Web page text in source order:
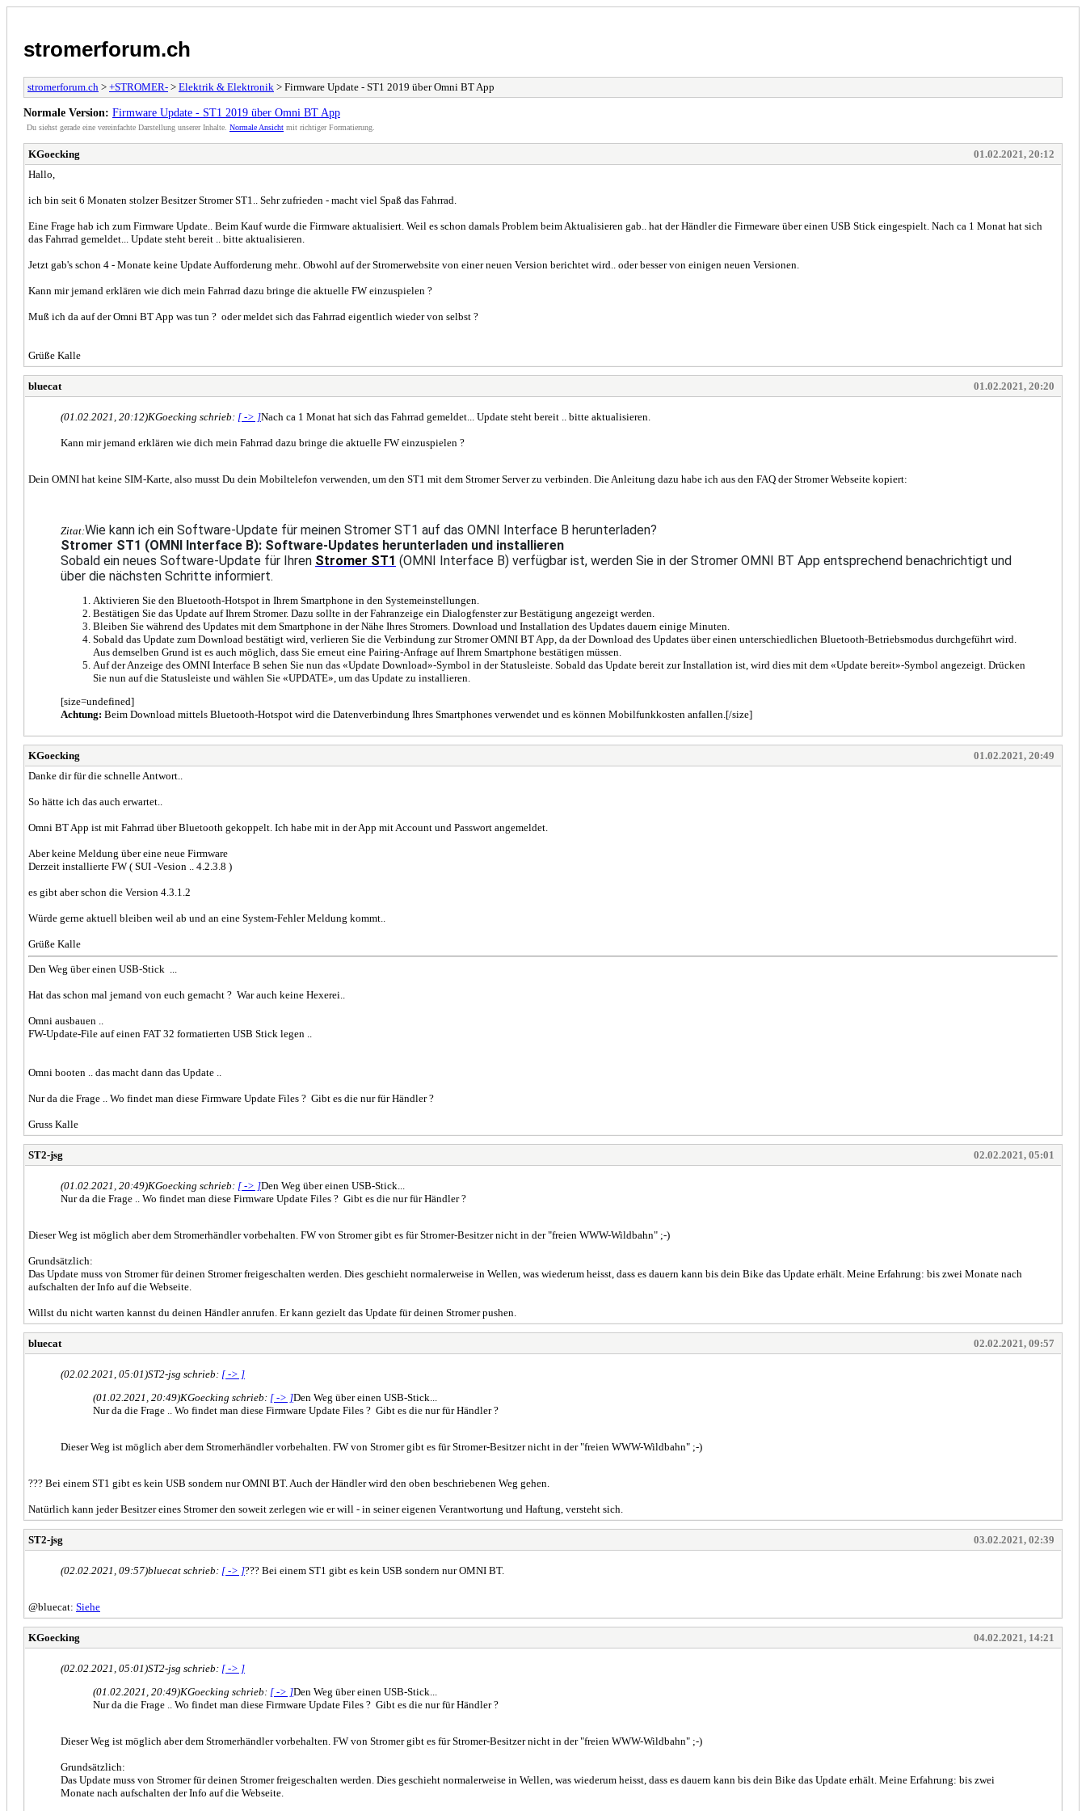
stromerforum.ch
stromerforum.ch > +STROMER- > Elektrik & Elektronik > Firmware Update - ST1 2019 über Omni BT App
Normale Version: Firmware Update - ST1 2019 über Omni BT App
Du siehst gerade eine vereinfachte Darstellung unserer Inhalte. Normale Ansicht mit richtiger Formatierung.
KGoecking
01.02.2021, 20:12
Hallo,
ich bin seit 6 Monaten stolzer Besitzer Stromer ST1.. Sehr zufrieden - macht viel Spaß das Fahrrad.
Eine Frage hab ich zum Firmware Update.. Beim Kauf wurde die Firmware aktualisiert. Weil es schon damals Problem beim Aktualisieren gab.. hat der Händler die Firmeware über einen USB Stick eingespielt. Nach ca 1 Monat hat sich
das Fahrrad gemeldet... Update steht bereit .. bitte aktualisieren.
Jetzt gab's schon 4 - Monate keine Update Aufforderung mehr.. Obwohl auf der Stromerwebsite von einer neuen Version berichtet wird.. oder besser von einigen neuen Versionen.
Kann mir jemand erklären wie dich mein Fahrrad dazu bringe die aktuelle FW einzuspielen ?
Muß ich da auf der Omni BT App was tun ? oder meldet sich das Fahrrad eigentlich wieder von selbst ?
Grüße Kalle
bluecat 01.02.2021, 20:20
(01.02.2021, 20:12)KGoecking schrieb: [ -> ]Nach ca 1 Monat hat sich das Fahrrad gemeldet... Update steht bereit .. bitte aktualisieren.
Kann mir jemand erklären wie dich mein Fahrrad dazu bringe die aktuelle FW einzuspielen ?
Dein OMNI hat keine SIM-Karte, also musst Du dein Mobiltelefon verwenden, um den ST1 mit dem Stromer Server zu verbinden. Die Anleitung dazu habe ich aus den FAQ der Stromer Webseite kopiert:
Zitat:Wie kann ich ein Software-Update für meinen Stromer ST1 auf das OMNI Interface B herunterladen?
Stromer ST1 (OMNI Interface B): Software-Updates herunterladen und installieren
Sobald ein neues Software-Update für Ihren Stromer ST1 (OMNI Interface B) verfügbar ist, werden Sie in der Stromer OMNI BT App entsprechend benachrichtigt und
über die nächsten Schritte informiert.
Aktivieren Sie den Bluetooth-Hotspot in Ihrem Smartphone in den Systemeinstellungen.
Bestätigen Sie das Update auf Ihrem Stromer. Dazu sollte in der Fahranzeige ein Dialogfenster zur Bestätigung angezeigt werden.
Bleiben Sie während des Updates mit dem Smartphone in der Nähe Ihres Stromers. Download und Installation des Updates dauern einige Minuten.
Sobald das Update zum Download bestätigt wird, verlieren Sie die Verbindung zur Stromer OMNI BT App, da der Download des Updates über einen unterschiedlichen Bluetooth-Betriebsmodus durchgeführt wird.
Aus demselben Grund ist es auch möglich, dass Sie erneut eine Pairing-Anfrage auf Ihrem Smartphone bestätigen müssen.
Auf der Anzeige des OMNI Interface B sehen Sie nun das «Update Download»-Symbol in der Statusleiste. Sobald das Update bereit zur Installation ist, wird dies mit dem «Update bereit»-Symbol angezeigt. Drücken
Sie nun auf die Statusleiste und wählen Sie «UPDATE», um das Update zu installieren.
[size=undefined]
Achtung: Beim Download mittels Bluetooth-Hotspot wird die Datenverbindung Ihres Smartphones verwendet und es können Mobilfunkkosten anfallen.[/size]
KGoecking
01.02.2021, 20:49
Danke dir für die schnelle Antwort..
So hätte ich das auch erwartet..
Omni BT App ist mit Fahrrad über Bluetooth gekoppelt. Ich habe mit in der App mit Account und Passwort angemeldet.
Aber keine Meldung über eine neue Firmware
Derzeit installierte FW ( SUI -Vesion .. 4.2.3.8 )
es gibt aber schon die Version 4.3.1.2
Würde gerne aktuell bleiben weil ab und an eine System-Fehler Meldung kommt..
Grüße Kalle
Den Weg über einen USB-Stick ...
Hat das schon mal jemand von euch gemacht ? War auch keine Hexerei..
Omni ausbauen ..
FW-Update-File auf einen FAT 32 formatierten USB Stick legen ..
Omni booten .. das macht dann das Update ..
Nur da die Frage .. Wo findet man diese Firmware Update Files ? Gibt es die nur für Händler ?
Gruss Kalle
ST2-jsg 02.02.2021, 05:01
(01.02.2021, 20:49)KGoecking schrieb: [ -> ]Den Weg über einen USB-Stick...
Nur da die Frage .. Wo findet man diese Firmware Update Files ? Gibt es die nur für Händler ?
Dieser Weg ist möglich aber dem Stromerhändler vorbehalten. FW von Stromer gibt es für Stromer-Besitzer nicht in der "freien WWW-Wildbahn" ;-)
Grundsätzlich:
Das Update muss von Stromer für deinen Stromer freigeschalten werden. Dies geschieht normalerweise in Wellen, was wiederum heisst, dass es dauern kann bis dein Bike das Update erhält. Meine Erfahrung: bis zwei Monate nach
aufschalten der Info auf die Webseite.
Willst du nicht warten kannst du deinen Händler anrufen. Er kann gezielt das Update für deinen Stromer pushen.
bluecat 02.02.2021, 09:57
(02.02.2021, 05:01)ST2-jsg schrieb: [ -> ]
(01.02.2021, 20:49)KGoecking schrieb: [ -> ]Den Weg über einen USB-Stick...
Nur da die Frage .. Wo findet man diese Firmware Update Files ? Gibt es die nur für Händler ?
Dieser Weg ist möglich aber dem Stromerhändler vorbehalten. FW von Stromer gibt es für Stromer-Besitzer nicht in der "freien WWW-Wildbahn" ;-)
??? Bei einem ST1 gibt es kein USB sondern nur OMNI BT. Auch der Händler wird den oben beschriebenen Weg gehen.
Natürlich kann jeder Besitzer eines Stromer den soweit zerlegen wie er will - in seiner eigenen Verantwortung und Haftung, versteht sich.
ST2-jsg 03.02.2021, 02:39
(02.02.2021, 09:57)bluecat schrieb: [ -> ]??? Bei einem ST1 gibt es kein USB sondern nur OMNI BT.
@bluecat: Siehe
KGoecking 04.02.2021, 14:21
(02.02.2021, 05:01)ST2-jsg schrieb: [ -> ]
(01.02.2021, 20:49)KGoecking schrieb: [ -> ]Den Weg über einen USB-Stick...
Nur da die Frage .. Wo findet man diese Firmware Update Files ? Gibt es die nur für Händler ?
Dieser Weg ist möglich aber dem Stromerhändler vorbehalten. FW von Stromer gibt es für Stromer-Besitzer nicht in der "freien WWW-Wildbahn" ;-)
Grundsätzlich:
Das Update muss von Stromer für deinen Stromer freigeschalten werden. Dies geschieht normalerweise in Wellen, was wiederum heisst, dass es dauern kann bis dein Bike das Update erhält. Meine Erfahrung: bis zwei
Monate nach aufschalten der Info auf die Webseite.